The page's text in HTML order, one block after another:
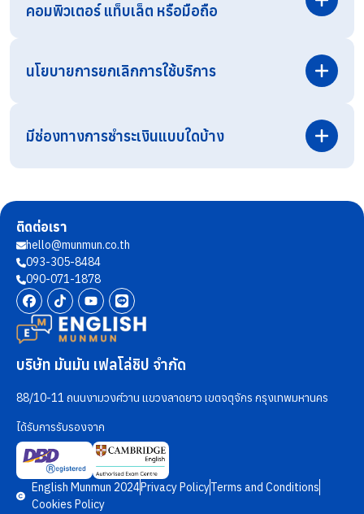
คอมพิวเตอร์ แท็บเล็ต หรือมือถือ
นโยบายการยกเลิกการใช้บริการ
มีช่องทางการชำระเงินแบบใดบ้าง
ติดต่อเรา
hello@munmun.co.th
093-305-8484
090-071-1878
บริษัท มันมัน เฟลโล่ชิป จำกัด
88/10-11 ถนนงามวงศ์วาน แขวงลาดยาว เขตจตุจักร กรุงเทพมหานคร
ได้รับการรับรองจาก
English Munmun 2024Privacy PolicyTerms and Conditions
Cookies Policy